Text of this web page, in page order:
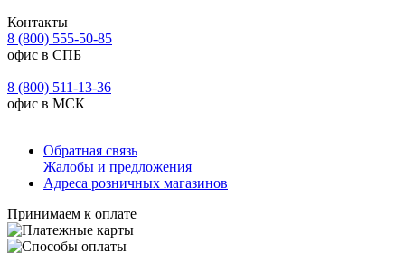
Контакты
8 (800) 555-50-85
офис в СПБ
8 (800) 511-13-36
офис в МСК
Обратная связь
Жалобы и предложения
Адреса розничных магазинов
Принимаем к оплате